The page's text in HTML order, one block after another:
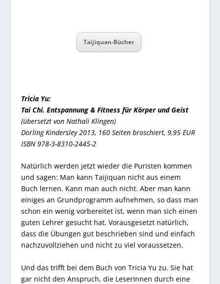
Taijiquan-Bücher
Tricia Yu:
Tai Chi. Entspannung & Fitness für Körper und Geist
(übersetzt von Nathali Klingen)
Dorling Kindersley 2013, 160 Seiten broschiert, 9,95 EUR
ISBN 978-3-8310-2445-2
Natürlich werden jetzt wieder die Puristen kommen
und sagen: Man kann Taijiquan nicht aus einem
Buch lernen. Kann man auch nicht. Aber man kann
einiges an Grundprogramm aufnehmen, so dass man
schon ein wenig vorbereitet ist, wenn man sich einen
guten Lehrer gesucht hat. Vorausgesetzt natürlich,
dass die Übungen gut beschrieben sind und einfach
nachzuvollziehen und nicht zu viel voraussetzen.
Und das trifft bei dem Buch von Tricia Yu zu. Sie hat
gar nicht den Anspruch, die LeserInnen durch eine